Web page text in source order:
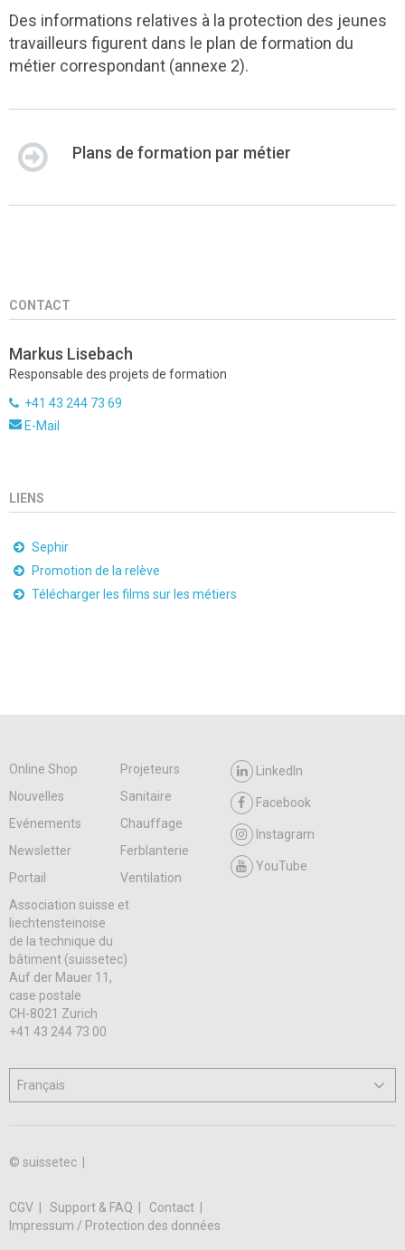
Des informations relatives à la protection des jeunes
travailleurs figurent dans le plan de formation du
métier correspondant (annexe 2).
Plans de formation par métier
CONTACT
Markus Lisebach
Responsable des projets de formation
+41 43 244 73 69
E-Mail
LIENS
Sephir
Promotion de la relève
Télécharger les films sur les métiers
Online Shop
Projeteurs
Nouvelles
Sanitaire
Evénements
Chauffage
Newsletter
Ferblanterie
Portail
Ventilation
LinkedIn
Facebook
Instagram
YouTube
Association suisse et
liechtensteinoise
de la technique du
bâtiment (suissetec)
Auf der Mauer 11,
case postale
CH-8021 Zurich
+41 43 244 73 00
© suissetec |
CGV Support & FAQ
Contact
Impressum / Protection des données